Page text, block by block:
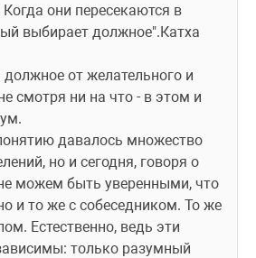
Когда они пересекаются в
выбирает должное".Катха
от желательного и
смотря ни на что - в этом и
давалось множество
но и сегодня, говоря о
можем быть уверенными, что
и то же с собеседником. То же
Естественно, ведь эти
только разумный